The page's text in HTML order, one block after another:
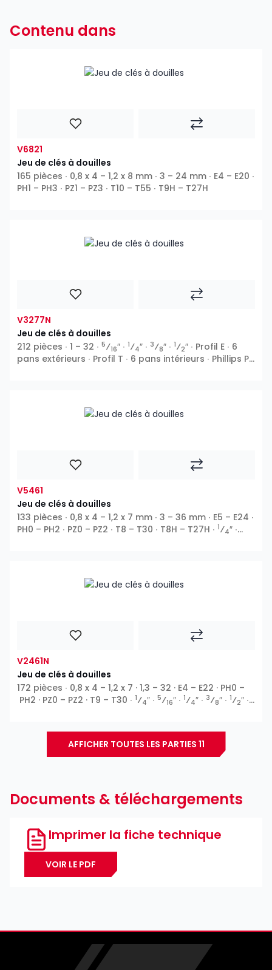
Contenu dans
V6821
Jeu de clés à douilles
165 pièces ∙ 0,8 x 4 – 1,2 x 8 mm ∙ 3 – 24 mm ∙ E4 – E20 ∙
PH1 – PH3 ∙ PZ1 – PZ3 ∙ T10 – T55 ∙ T9H – T27H
V3277N
Jeu de clés à douilles
212 pièces ∙ 1 – 32 ∙ 5⁄16″ ∙ 1⁄4″ ∙ 3⁄8″ ∙ 1⁄2″ ∙ Profil E ∙ 6
pans extérieurs ∙ Profil T ∙ 6 pans intérieurs ∙ Phillips PH
V5461
Jeu de clés à douilles
133 pièces ∙ 0,8 x 4 – 1,2 x 7 mm ∙ 3 – 36 mm ∙ E5 – E24 ∙
PH0 – PH2 ∙ PZ0 – PZ2 ∙ T8 – T30 ∙ T8H – T27H ∙ 1⁄4″ ∙
V2461N
Jeu de clés à douilles
172 pièces ∙ 0,8 x 4 – 1,2 x 7 · 1,3 – 32 · E4 – E22 · PH0 –
PH2 · PZ0 – PZ2 · T9 – T30 ∙ 1⁄4″ ∙ 5⁄16″ ∙ 1⁄4″ ∙ 3⁄8″ ∙ 1⁄2″ ∙
AFFICHER TOUTES LES PARTIES 11
Documents & téléchargements
Imprimer la fiche technique
VOIR LE PDF